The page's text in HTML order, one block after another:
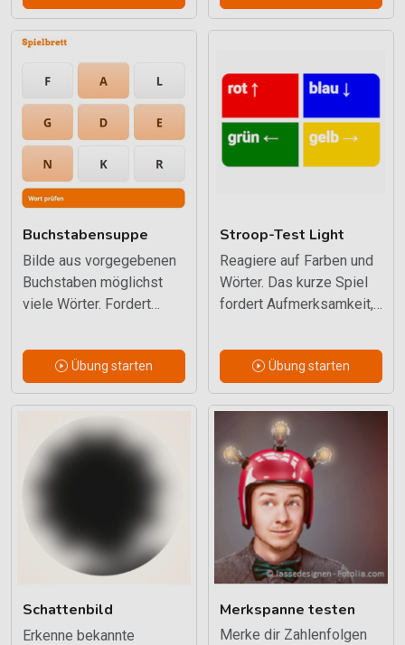
Buchstabensuppe
Bilde aus vorgegebenen
Buchstaben möglichst
viele Wörter. Fordert
Konzentration und
schnellen Abruf.
Übung starten
Stroop-Test Light
Reagiere auf Farben und
Wörter. Das kurze Spiel
fordert Aufmerksamkeit,
gkeit und
Arbeitsgedächtnis.
Übung starten
Schattenbild
Erkenne bekannte
Merkspanne testen
Merke dir Zahlenfolgen